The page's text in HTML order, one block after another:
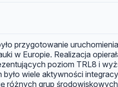
przygotowanie
w Europie. Realizacja
poziom TRL8 i
wiele aktywności
różnych grup